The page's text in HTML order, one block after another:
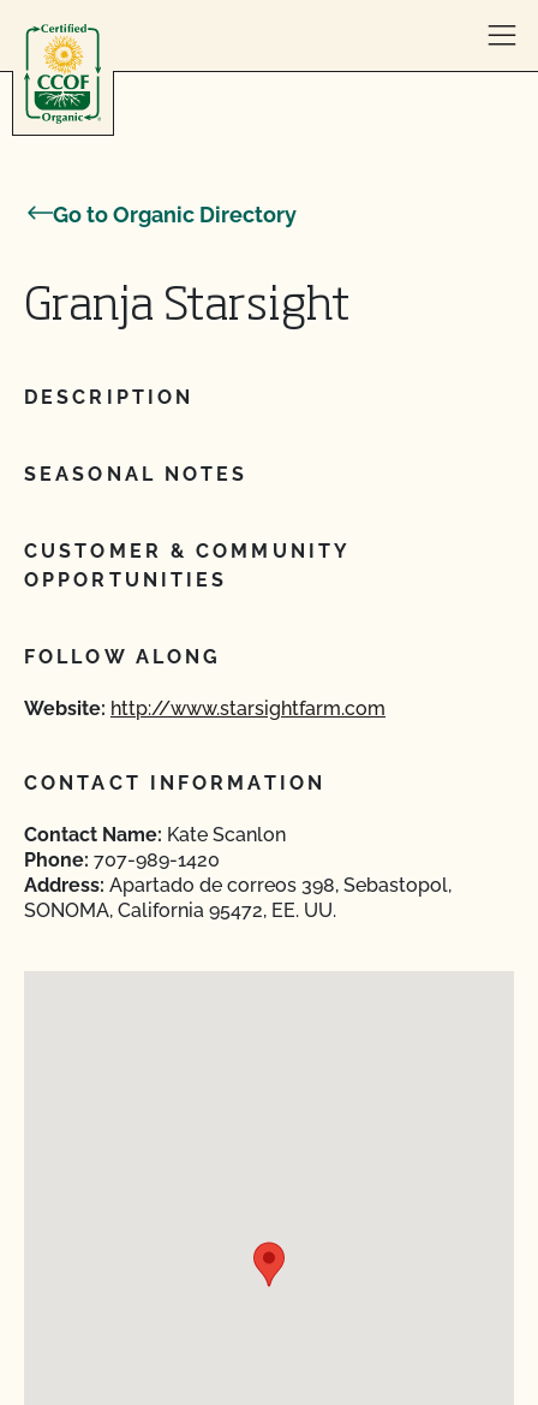
Go to Organic Directory
Granja Starsight
DESCRIPTION
SEASONAL NOTES
CUSTOMER & COMMUNITY
OPPORTUNITIES
FOLLOW ALONG
Website: http://www.starsightfarm.com
CONTACT INFORMATION
Contact Name: Kate Scanlon
Phone: 707-989-1420
Address: Apartado de correos 398, Sebastopol,
SONOMA, California 95472, EE. UU.